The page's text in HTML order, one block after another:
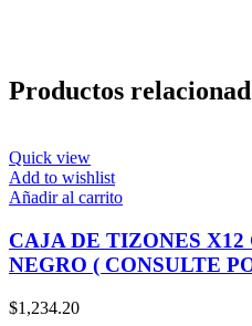
Productos
Quick view
Add to wishlist
Añadir al carrito
CAJA DE TIZONES X12
NEGRO ( CONSULTE
$1,234.20